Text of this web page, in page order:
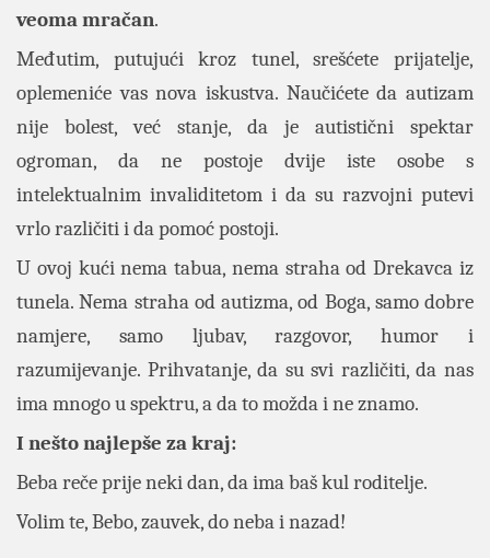
veoma mračan.
Međutim, putujući kroz tunel, srešćete prijatelje,
oplemeniće vas nova iskustva. Naučićete da autizam
nije bolest, već stanje, da je autistični spektar
ogroman, da ne postoje dvije iste osobe s
intelektualnim invaliditetom i da su razvojni putevi
vrlo različiti i da pomoć postoji.
U ovoj kući nema tabua, nema straha od Drekavca iz
tunela. Nema straha od autizma, od Boga, samo dobre
namjere, samo ljubav, razgovor, humor i
razumijevanje. Prihvatanje, da su svi različiti, da nas
ima mnogo u spektru, a da to možda i ne znamo.
I nešto najlepše za kraj:
Beba reče prije neki dan, da ima baš kul roditelje.
Volim te, Bebo, zauvek, do neba i nazad!